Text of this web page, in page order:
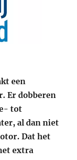
een
Er dobberen
tot
al dan niet
Dat het
extra